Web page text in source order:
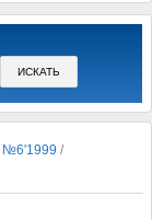
/